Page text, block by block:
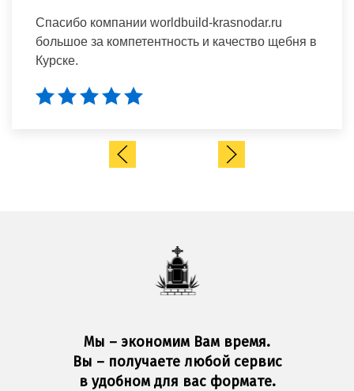
Спасибо компании worldbuild-krasnodar.ru
большое за компетентность и качество щебня в
Курске.
Мы – экономим Вам время.
Вы – получаете любой сервис
в удобном для вас формате.